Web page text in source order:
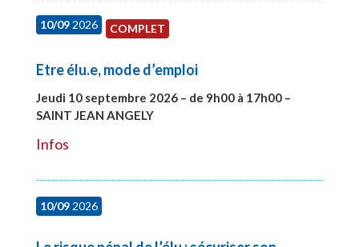
10/092026 COMPLET
Etre élu.e, mode d’emploi
Jeudi 10 septembre 2026 – de 9h00 à 17h00 –
SAINT JEAN ANGELY
Infos
10/092026